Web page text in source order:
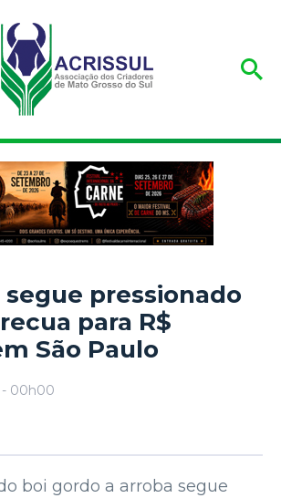
pressionado
para R$
São Paulo
- 00h00
boi gordo a arroba segue